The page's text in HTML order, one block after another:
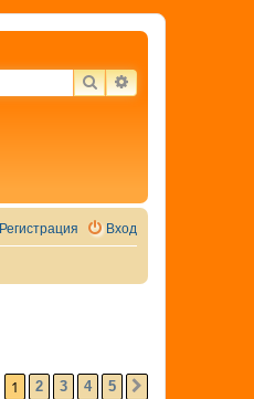
ПОИСКРАСШИРЕННЫЙ
Вход
Регистрация
1 2 3 4 5